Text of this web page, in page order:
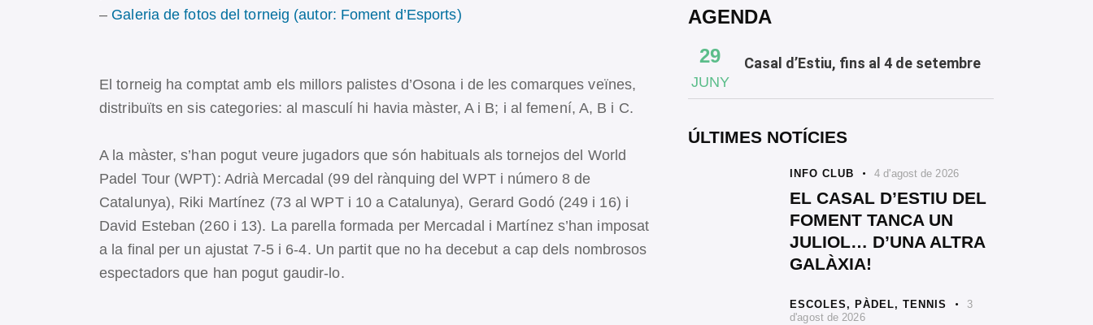
– Galeria de fotos del torneig (autor: Foment d’Esports)
El torneig ha comptat amb els millors palistes d’Osona i de les comarques veïnes,
distribuïts en sis categories: al masculí hi havia màster, A i B; i al femení, A, B i C.
A la màster, s’han pogut veure jugadors que són habituals als tornejos del World
Padel Tour (WPT): Adrià Mercadal (99 del rànquing del WPT i número 8 de
Catalunya), Riki Martínez (73 al WPT i 10 a Catalunya), Gerard Godó (249 i 16) i
David Esteban (260 i 13). La parella formada per Mercadal i Martínez s’han imposat
a la final per un ajustat 7-5 i 6-4. Un partit que no ha decebut a cap dels nombrosos
espectadors que han pogut gaudir-lo.
AGENDA
29
JUNY
Casal d’Estiu, fins al 4 de setembre
ÚLTIMES NOTÍCIES
INFO CLUB 4 d'agost de 2026
EL CASAL D’ESTIU DEL
FOMENT TANCA UN
JULIOL… D’UNA ALTRA
GALÀXIA!
ESCOLES, PÀDEL,TENNIS
3
d'agost de 2026